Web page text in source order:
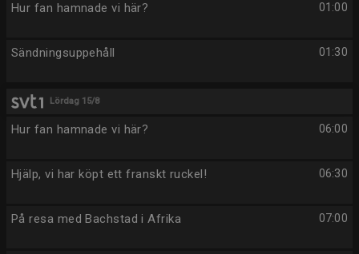
01:00
Hur fan hamnade vi här?
01:30
Sändningsuppehåll
Lördag 15/8
06:00
Hur fan hamnade vi här?
06:30
Hjälp, vi har köpt ett franskt ruckel!
07:00
På resa med Bachstad i Afrika